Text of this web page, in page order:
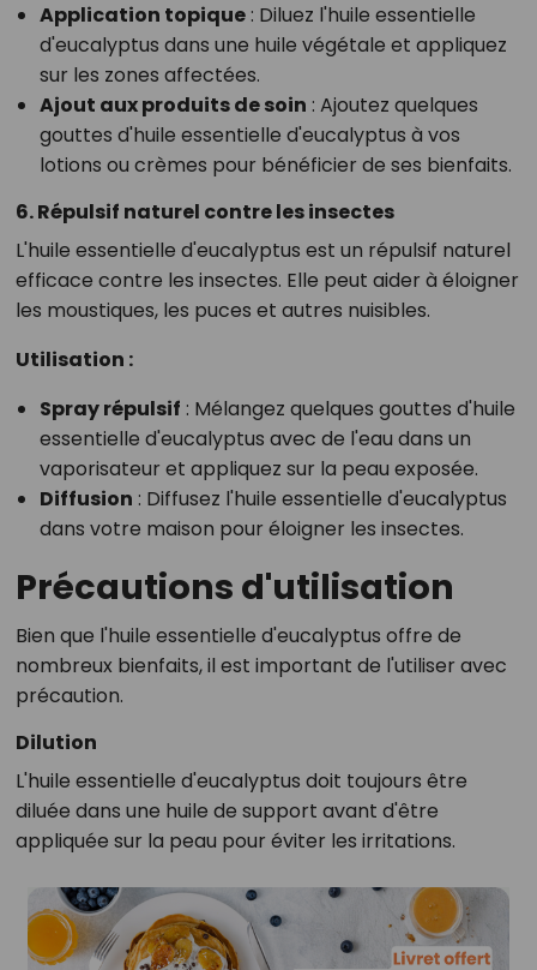
Application topique: Diluez l'huile essentielle
d'eucalyptus dans une huile végétale et appliquez
sur les zones affectées.
Ajout aux produits de soin : Ajoutez quelques
gouttes d'huile essentielle d'eucalyptus à vos
lotions ou crèmes pour bénéficier de ses bienfaits.
6. Répulsif naturel contre les insectes
L'huile essentielle d'eucalyptus est un répulsif naturel
efficace contre les insectes. Elle peut aider à éloigner
les moustiques, les puces et autres nuisibles.
Utilisation :
Spray répulsif : Mélangez quelques gouttes d'huile
essentielle d'eucalyptus avec de l'eau dans un
vaporisateur et appliquez sur la peau exposée.
Diffusion : Diffusez l'huile essentielle d'eucalyptus
dans votre maison pour éloigner les insectes.
Précautions d'utilisation
Bien que l'huile essentielle d'eucalyptus offre de
nombreux bienfaits, il est important de l'utiliser avec
précaution.
Dilution
L'huile essentielle d'eucalyptus doit toujours être
diluée dans une huile de support avant d'être
appliquée sur la peau pour éviter les irritations.